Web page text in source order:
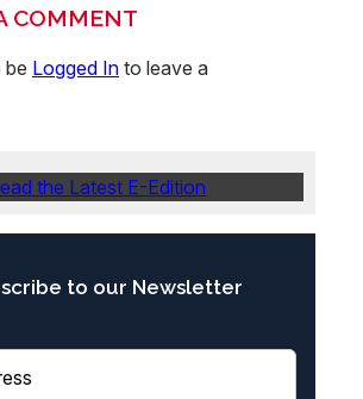
COMMENT
be Logged In to leave a
the Latest E-Edition
to our Newsletter